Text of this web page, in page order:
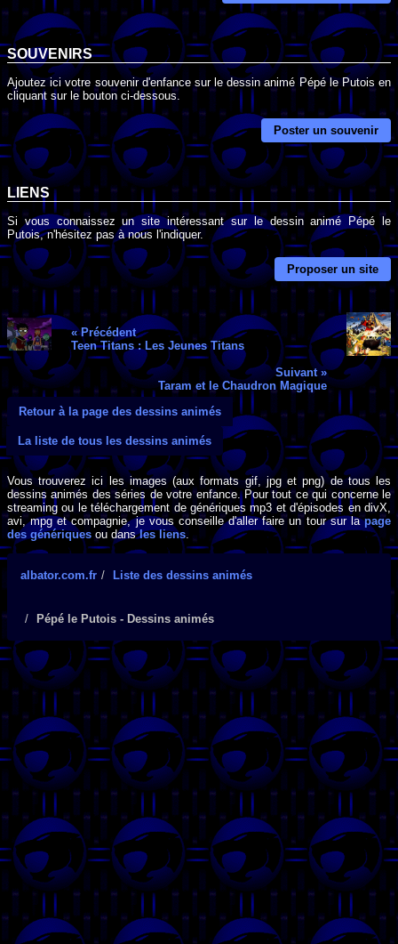
SOUVENIRS
Ajoutez ici votre souvenir d'enfance sur le dessin animé Pépé le Putois en
cliquant sur le bouton ci-dessous.
Poster un souvenir
LIENS
Si vous connaissez un site intéressant sur le dessin animé Pépé le
Putois, n'hésitez pas à nous l'indiquer.
Proposer un site
« Précédent
Teen Titans : Les Jeunes Titans
Suivant »
Taram et le Chaudron Magique
Retour à la page des dessins animés
La liste de tous les dessins animés
Vous trouverez ici les images (aux formats gif, jpg et png) de tous les
dessins animés des séries de votre enfance. Pour tout ce qui concerne le
streaming ou le téléchargement de génériques mp3 et d'épisodes en divX,
avi, mpg et compagnie, je vous conseille d'aller faire un tour sur lapage
des génériques ou dansles liens.
albator.com.fr Liste des dessins animés
Pépé le Putois - Dessins animés